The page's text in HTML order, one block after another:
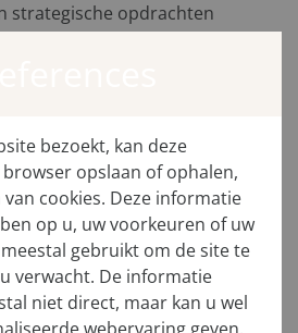
strategische opdrachten
van directe
bijdragen in het programma.
presentatie van
aan een breed publiek
van de organisatie:
leidinggevenden, oud-
en collega’s.
bezoekt, kan deze
opslaan of ophalen,
cookies. Deze informatie
op u, uw voorkeuren of uw
gebruikt om de site te
verwacht. De informatie
niet direct, maar kan u wel